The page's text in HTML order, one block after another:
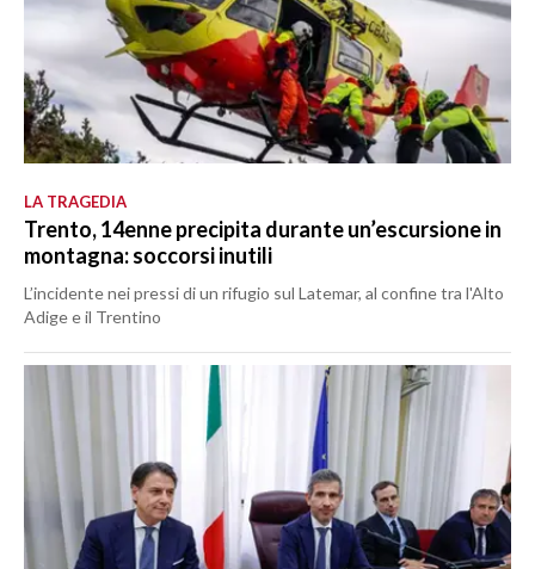
LA TRAGEDIA
Trento, 14enne precipita durante un’escursione in
montagna: soccorsi inutili
L’incidente nei pressi di un rifugio sul Latemar, al confine tra l'Alto
Adige e il Trentino